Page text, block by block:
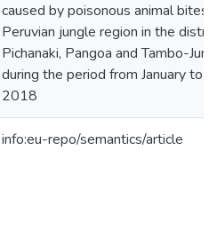
caused by poisonous animal bites
Peruvian jungle region in the
Pichanaki, Pangoa and Tambo-
during the period from January to
2018
info:eu-repo/semantics/article